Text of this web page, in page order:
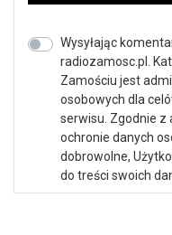
Wysyłając
radiozamosc.pl.
Zamościu jest
osobowych dla
serwisu. Zgodnie z
ochronie danych
dobrowolne,
do treści swoich